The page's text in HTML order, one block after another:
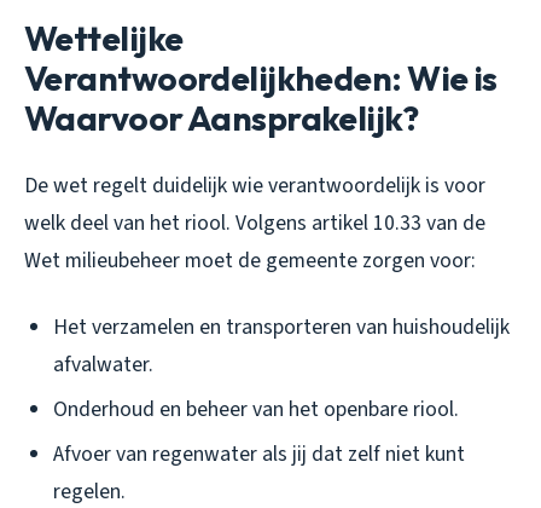
Wettelijke
Verantwoordelijkheden: Wie is
Waarvoor Aansprakelijk?
De wet regelt duidelijk wie verantwoordelijk is voor
welk deel van het riool. Volgens artikel 10.33 van de
Wet milieubeheer moet de gemeente zorgen voor:
Het verzamelen en transporteren van huishoudelijk
afvalwater.
Onderhoud en beheer van het openbare riool.
Afvoer van regenwater als jij dat zelf niet kunt
regelen.